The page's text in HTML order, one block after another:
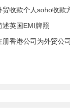
贸收款个人soho收款
述英国EMI牌照
册香港公司为外贸公